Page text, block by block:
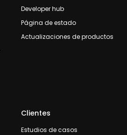
Developer hub
Página de estado
Actualizaciones de productos
Clientes
Estudios de casos